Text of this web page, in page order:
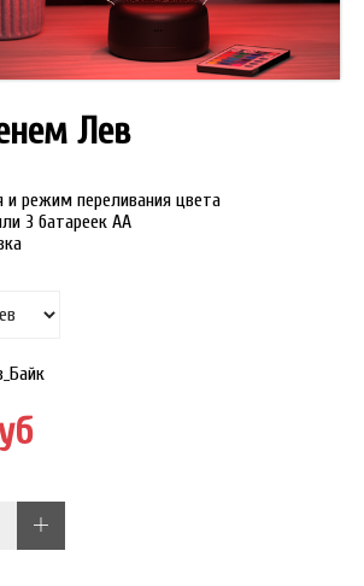
Лев
и режим переливания цвета
3 батареек АА